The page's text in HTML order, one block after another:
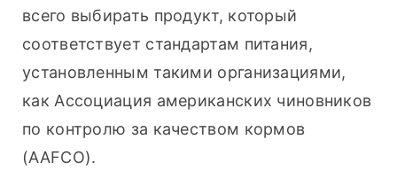
всего выбирать продукт, который
соответствует стандартам питания,
установленным такими организациями,
как Ассоциация американских чиновников
по контролю за качеством кормов
(AAFCO).